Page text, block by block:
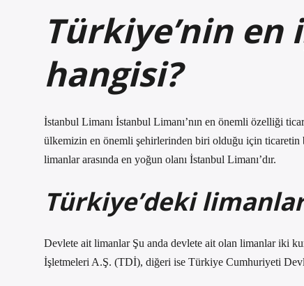
Türkiye’nin en
hangisi?
İstanbul Limanı İstanbul Limanı’nın en önemli özelliği
ülkemizin en önemli şehirlerinden biri olduğu için ticaretin
limanlar arasında en yoğun olanı İstanbul Limanı’dır.
Türkiye’deki
Devlete ait limanlar Şu anda devlete ait olan limanlar iki
İşletmeleri A.Ş. (TDİ), diğeri ise Türkiye Cumhuriyeti